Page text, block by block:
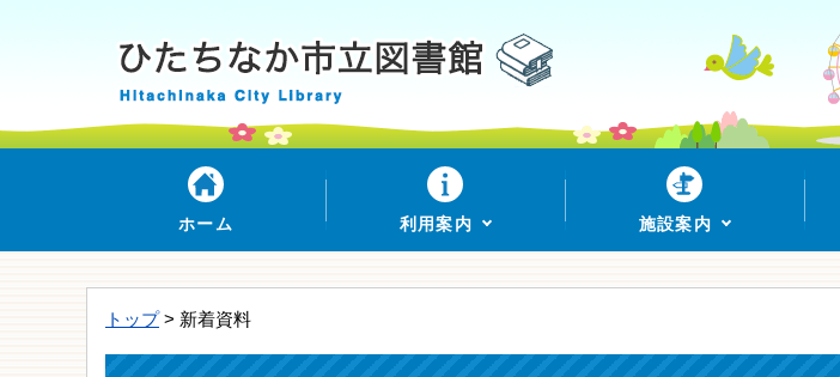
ホーム 利用案内 施設案内
トップ> 新着資料